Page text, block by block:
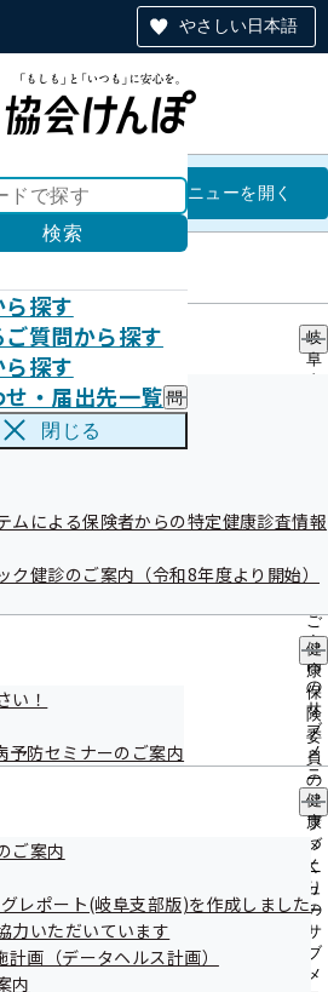
やさしい日本語
ドで探す
検索
探す
質問から探す
探す
・届出先一覧 問
い
届
先
覧
ュ
ー
閉じる
岐阜支部
メニューを開く
のご案内
岐
阜
保
健
導
ご
案
内
の
サ
ブ
メ
ニ
ュ
ー
へ
ムによる保険者からの特定健康診査情報
ク健診のご案内（令和8年度より開始）
健
康
保
険
委
員
の
サ
ブ
メ
ニ
ュ
ー
い！
予防セミナーのご案内
健
康
づ
く
り
の
サ
ブ
メ
ご案内
レポート(岐阜支部版)を作成しました
力いただいています
画（データヘルス計画）
内
スコアリングレ
部版）を作成しま
が保有しているデータをもとに
リングレポート（岐阜支部版）」
レポートとは
部の健診受診率、健康サポート
加え、男女別の健診結果や問診結
費の状況をレーダーチャートやグ